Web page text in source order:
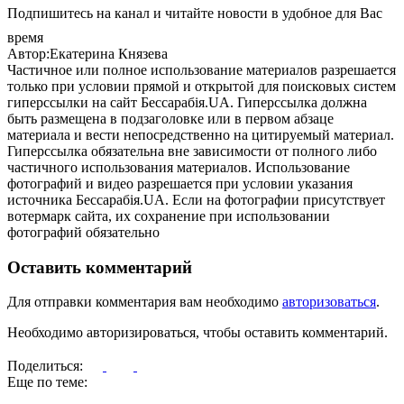
Подпишитесь на канал и читайте новости в удобное для Вас
время
Автор:Екатерина Князева
Частичное или полное использование материалов разрешается
только при условии прямой и открытой для поисковых систем
гиперссылки на сайт Бессарабія.UA. Гиперссылка должна
быть размещена в подзаголовке или в первом абзаце
материала и вести непосредственно на цитируемый материал.
Гиперссылка обязательна вне зависимости от полного либо
частичного использования материалов. Использование
фотографий и видео разрешается при условии указания
источника Бессарабія.UA. Если на фотографии присутствует
вотермарк сайта, их сохранение при использовании
фотографий обязательно
Оставить комментарий
Для отправки комментария вам необходимо авторизоваться.
Необходимо авторизироваться, чтобы оставить комментарий.
Поделиться:
Еще по теме: